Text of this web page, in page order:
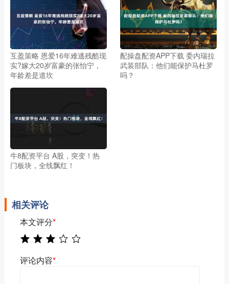
互盈策略 恩爱16年难逃残酷现
实?嫁大20岁富豪的张怡宁，
年龄差是道坎
配操盘配资APP下载 委内瑞拉
武装部队：他们能保护马杜罗
吗？
牛8配资平台 A股，突变！热
门板块，全线飘红！
相关评论
本文评分*
评论内容*